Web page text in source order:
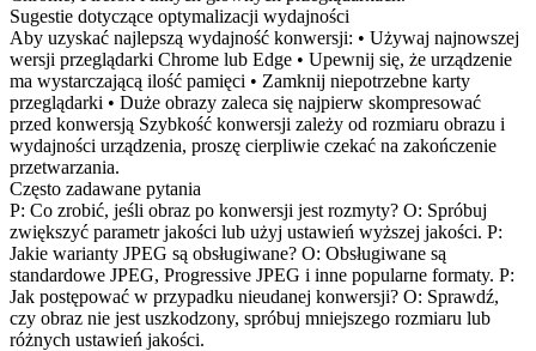
Sugestie dotyczące optymalizacji wydajności
Aby uzyskać najlepszą wydajność konwersji: • Używaj najnowszej
wersji przeglądarki Chrome lub Edge • Upewnij się, że urządzenie
ma wystarczającą ilość pamięci • Zamknij niepotrzebne karty
przeglądarki • Duże obrazy zaleca się najpierw skompresować
przed konwersją Szybkość konwersji zależy od rozmiaru obrazu i
wydajności urządzenia, proszę cierpliwie czekać na zakończenie
przetwarzania.
Często zadawane pytania
P: Co zrobić, jeśli obraz po konwersji jest rozmyty? O: Spróbuj
zwiększyć parametr jakości lub użyj ustawień wyższej jakości. P:
Jakie warianty JPEG są obsługiwane? O: Obsługiwane są
standardowe JPEG, Progressive JPEG i inne popularne formaty. P:
Jak postępować w przypadku nieudanej konwersji? O: Sprawdź,
czy obraz nie jest uszkodzony, spróbuj mniejszego rozmiaru lub
różnych ustawień jakości.